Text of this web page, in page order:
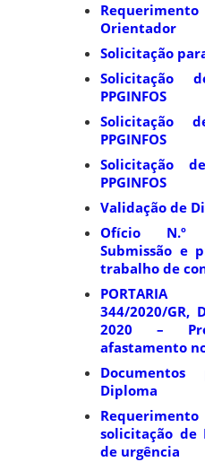
Orientador
Solicitação
Solicitação
PPGINFOS
Solicitação
PPGINFOS
Solicitação
PPGINFOS
Validação de
Ofício N.º
Submissão e
trabalho de
PORTARIA
344/2020/GR,
2020 –
afastamento
Diploma
solicitação de
de urgência